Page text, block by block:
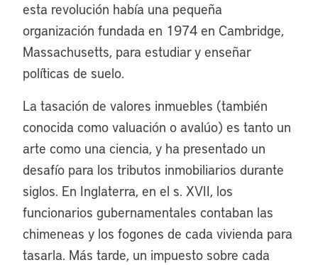
esta revolución había una pequeña
organización fundada en 1974 en Cambridge,
Massachusetts, para estudiar y enseñar
políticas de suelo.
La tasación de valores inmuebles (también
conocida como valuación o avalúo) es tanto un
arte como una ciencia, y ha presentado un
desafío para los tributos inmobiliarios durante
siglos. En Inglaterra, en el s. XVII, los
funcionarios gubernamentales contaban las
chimeneas y los fogones de cada vivienda para
tasarla. Más tarde, un impuesto sobre cada